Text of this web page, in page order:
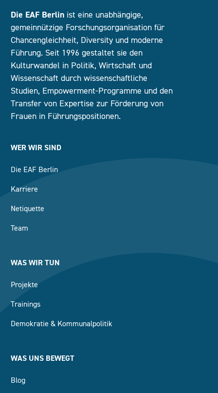
Die EAF Berlin ist eine unabhängige,
gemeinnützige Forschungsorganisation für
Chancengleichheit, Diversity und moderne
Führung. Seit 1996 gestaltet sie den
Kulturwandel in Politik, Wirtschaft und
Wissenschaft durch wissenschaftliche
Studien, Empowerment-Programme und den
Transfer von Expertise zur Förderung von
Frauen in Führungspositionen.
WER WIR SIND
Die EAF Berlin
Karriere
Netiquette
Team
WAS WIR TUN
Projekte
Trainings
Demokratie & Kommunalpolitik
WAS UNS BEWEGT
Blog